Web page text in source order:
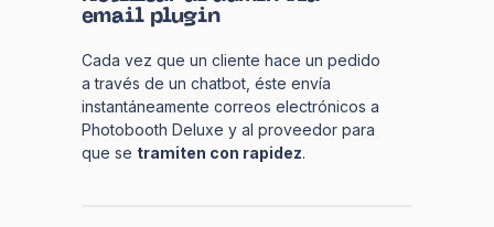
email plugin
Cada vez que un cliente hace un pedido
a través de un chatbot, éste envía
instantáneamente correos electrónicos a
Photobooth Deluxe y al proveedor para
que se tramiten con rapidez.